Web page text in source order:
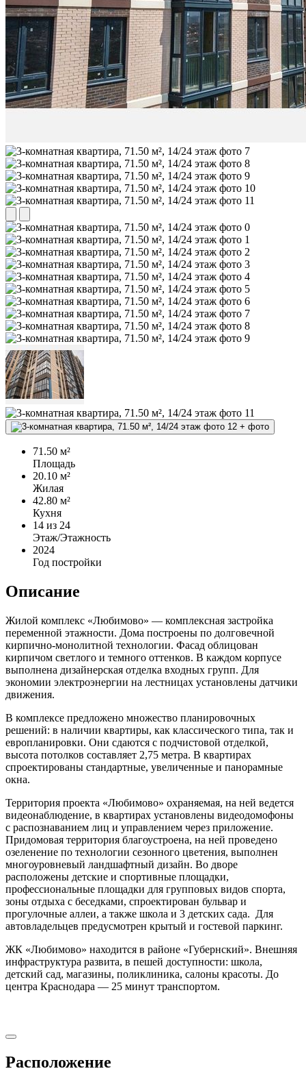
+ фото
71.50 м²
Площадь
20.10 м²
Жилая
42.80 м²
Кухня
14 из 24
Этаж/Этажность
2024
Год постройки
Описание
Жилой комплекс «Любимово» — комплексная застройка
переменной этажности. Дома построены по долговечной
кирпично-монолитной технологии. Фасад облицован
кирпичом светлого и темного оттенков. В каждом корпусе
выполнена дизайнерская отделка входных групп. Для
экономии электроэнергии на лестницах установлены датчики
движения.
В комплексе предложено множество планировочных
решений: в наличии квартиры, как классического типа, так и
европланировки. Они сдаются с подчистовой отделкой,
высота потолков составляет 2,75 метра. В квартирах
спроектированы стандартные, увеличенные и панорамные
окна.
Территория проекта «Любимово» охраняемая, на ней ведется
видеонаблюдение, в квартирах установлены видеодомофоны
с распознаванием лиц и управлением через приложение.
Придомовая территория благоустроена, на ней проведено
озеленение по технологии сезонного цветения, выполнен
многоуровневый ландшафтный дизайн. Во дворе
расположены детские и спортивные площадки,
профессиональные площадки для групповых видов спорта,
зоны отдыха с беседками, спроектирован бульвар и
прогулочные аллеи, а также школа и 3 детских сада. Для
автовладельцев предусмотрен крытый и гостевой паркинг.
ЖК «Любимово» находится в районе «Губернский». Внешняя
инфраструктура развита, в пешей доступности: школа,
детский сад, магазины, поликлиника, салоны красоты. До
центра Краснодара — 25 минут транспортом.
Расположение